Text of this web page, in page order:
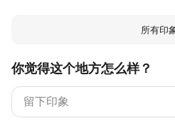
所有印
你觉得这个地方怎么样？